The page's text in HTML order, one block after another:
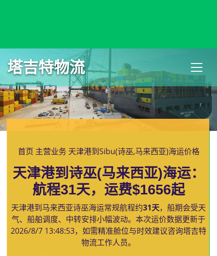
塔吉特物流
首页 主营业务 天津港到Sibu(诗巫,马来西亚)海运价格
天津港到诗巫(马来西亚)海运：
航程31天，运费$1656起
天津港到马来西亚诗巫海运常规航程约31天，船期会受天
气、船舶调度、中转安排小幅波动。本次运价数据更新于
2026/8/7 13:48:53，如需精准舱位与时效建议咨询塔吉特
物流工作人员。